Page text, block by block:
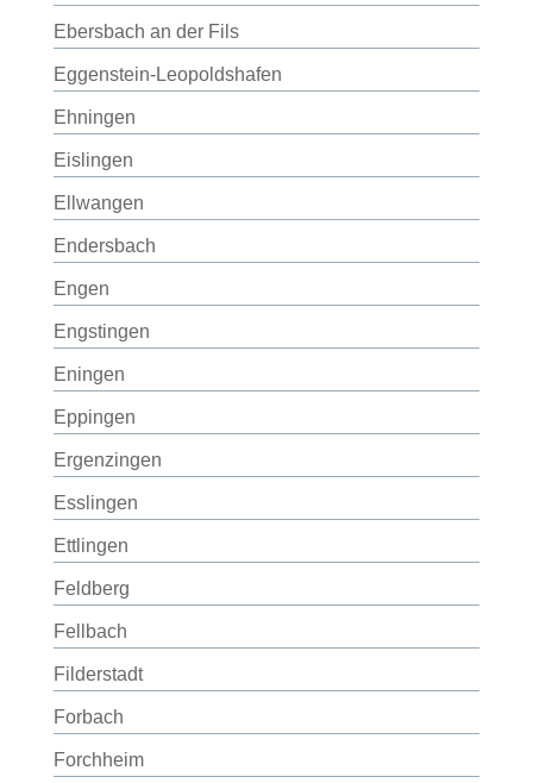
Ebersbach an der Fils
Eggenstein-Leopoldshafen
Ehningen
Eislingen
Ellwangen
Endersbach
Engen
Engstingen
Eningen
Eppingen
Ergenzingen
Esslingen
Ettlingen
Feldberg
Fellbach
Filderstadt
Forbach
Forchheim